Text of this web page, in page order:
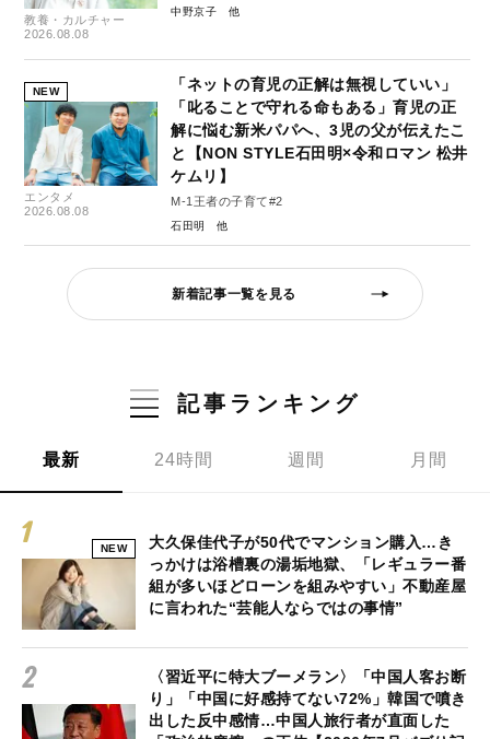
教養・カルチャー
2026.08.08
中野京子
NEW
エンタメ
2026.08.08
「ネットの育児の正解は無視していい」
「叱ることで守れる命もある」育児の正
解に悩む新米パパへ、3児の父が伝えたこ
と【NON STYLE石田明×令和ロマン 松井
ケムリ】
M-1王者の子育て#2
石田明
新着記事一覧を見る
記事ランキング
最新 24時間 週間 月間
NEW
大久保佳代子が50代でマンション購入…き
っかけは浴槽裏の湯垢地獄、「レギュラー番
組が多いほどローンを組みやすい」不動産屋
に言われた“芸能人ならではの事情”
〈習近平に特大ブーメラン〉「中国人客お断
り」「中国に好感持てない72%」韓国で噴き
出した反中感情…中国人旅行者が直面した